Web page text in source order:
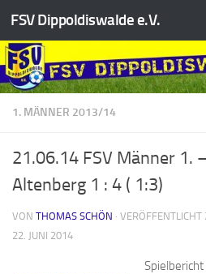
Zum Inhalt springen
FSV Dippoldiswalde e.V.
1. MÄNNER 2013/14
21.06.14 FSV Männer 1.
Altenberg 1 : 4 ( 1:3)
VON THOMAS SCHÖN · VERÖFFENTLICHT
22. JUNI 2014